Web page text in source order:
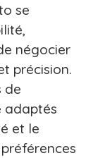
se
négocier
précision.
de
adaptés
et le